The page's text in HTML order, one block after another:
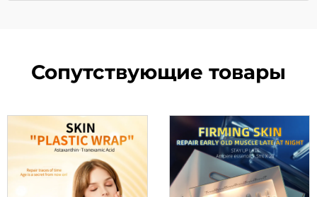
Сопутствующие товары